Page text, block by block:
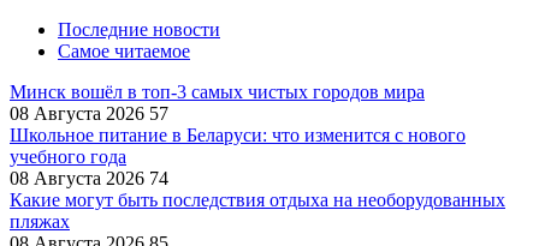
Последние новости
Самое читаемое
Минск вошёл в топ-3 самых чистых городов мира
08 Августа 2026 57
Школьное питание в Беларуси: что изменится с нового
учебного года
08 Августа 2026 74
Какие могут быть последствия отдыха на необорудованных
пляжах